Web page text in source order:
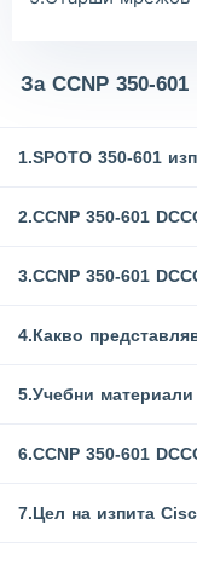
За CCNP 350-
1.SPOTO 350-601
2.CCNP 350-601
3.CCNP 350-601
4.Какво
5.Учебни материали
7.Цел на изпита